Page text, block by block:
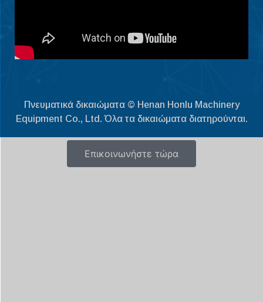
Πνευματικά δικαιώματα © Henan Honlu Machinery
Equipment Co., Ltd. Όλα τα δικαιώματα διατηρούνται.
Επικοινωνήστε τώρα
Nederlands
Македонски јазик
Dansk